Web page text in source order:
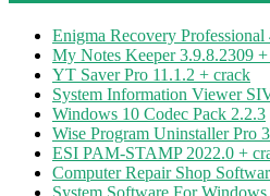
Enigma Recovery
My Notes Keeper 3.9.8.2309
YT Saver Pro 11.1.2 + crack
System Information Viewer
Windows 10 Codec Pack 2.2.3
Wise Program Uninstaller Pro
ESI PAM-STAMP 2022.0 +
Computer Repair Shop
System Software For